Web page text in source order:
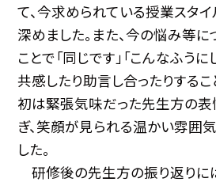
て、今求められている授業スタ
深めました。また、今の悩み等
ことで「同じです」「こんなふうに
共感したり助言し合ったりするこ
初は緊張気味だった先生方の表
ぎ、笑顔が見られる温かい雰囲
した。
研修後の先生方の振り返りには